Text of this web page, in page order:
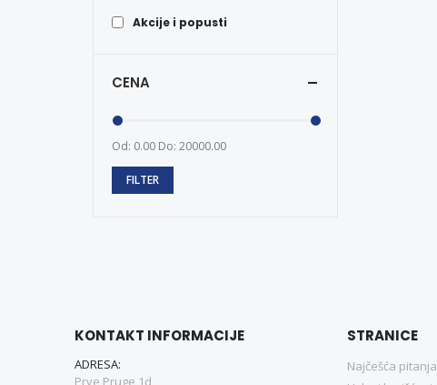
Akcije i popusti
CENA
Od: 0.00 Do: 20000.00
FILTER
KONTAKT INFORMACIJE
ADRESA:
Prve Pruge 1d,
STRANICE
Najčešća pitanja